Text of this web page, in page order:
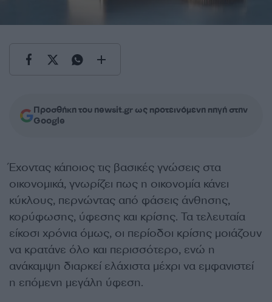
Προσθήκη του newsit.gr ως προτεινόμενη πηγή στην
Google
Έχοντας κάποιος τις βασικές γνώσεις στα
οικονομικά, γνωρίζει πως η οικονομία κάνει
κύκλους, περνώντας από φάσεις άνθησης,
κορύφωσης, ύφεσης και κρίσης. Τα τελευταία
είκοσι χρόνια όμως, οι περίοδοι κρίσης μοιάζουν
να κρατάνε όλο και περισσότερο, ενώ η
ανάκαμψη διαρκεί ελάχιστα μέχρι να εμφανιστεί
η επόμενη μεγάλη ύφεση.